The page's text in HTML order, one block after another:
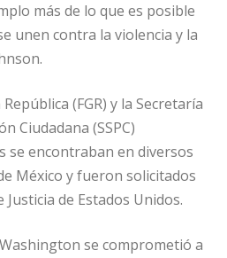
más de lo que es posible
unen contra la violencia y la
(FGR) y la Secretaría
Ciudadana (SSPC)
se encontraban en diversos
México y fueron solicitados
de Estados Unidos.
se comprometió a